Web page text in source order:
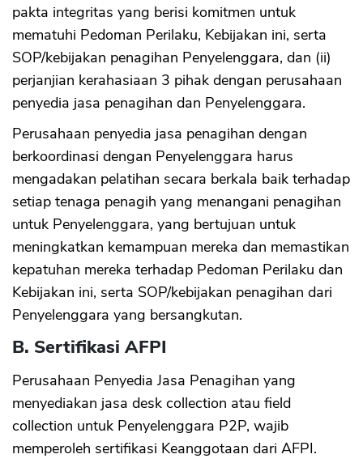
pakta integritas yang berisi komitmen untuk
mematuhi Pedoman Perilaku, Kebijakan ini, serta
SOP/kebijakan penagihan Penyelenggara, dan (ii)
perjanjian kerahasiaan 3 pihak dengan perusahaan
penyedia jasa penagihan dan Penyelenggara.
Perusahaan penyedia jasa penagihan dengan
berkoordinasi dengan Penyelenggara harus
mengadakan pelatihan secara berkala baik terhadap
setiap tenaga penagih yang menangani penagihan
untuk Penyelenggara, yang bertujuan untuk
meningkatkan kemampuan mereka dan memastikan
kepatuhan mereka terhadap Pedoman Perilaku dan
Kebijakan ini, serta SOP/kebijakan penagihan dari
Penyelenggara yang bersangkutan.
B. Sertifikasi AFPI
Perusahaan Penyedia Jasa Penagihan yang
menyediakan jasa desk collection atau field
collection untuk Penyelenggara P2P, wajib
memperoleh sertifikasi Keanggotaan dari AFPI.